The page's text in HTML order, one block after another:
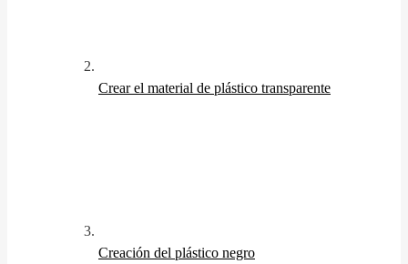
Crear el material de plástico transparente
Creación del plástico negro